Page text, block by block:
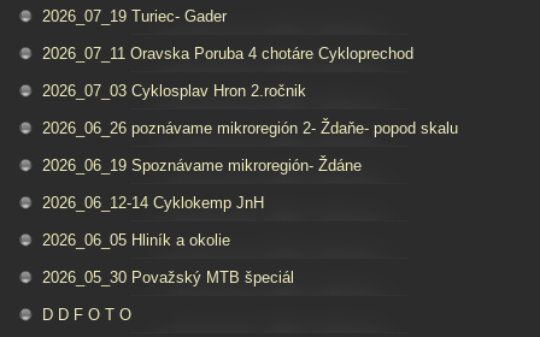
2026_07_19 Turiec- Gader
2026_07_11 Oravska Poruba 4 chotáre Cykloprechod
2026_07_03 Cyklosplav Hron 2.ročnik
2026_06_26 poznávame mikroregión 2- Ždaňe- popod skalu
2026_06_19 Spoznávame mikroregión- Ždáne
2026_06_12-14 Cyklokemp JnH
2026_06_05 Hliník a okolie
2026_05_30 Považský MTB špeciál
D D F O T O